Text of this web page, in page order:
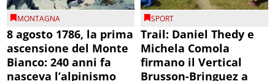
MONTAGNA
8 agosto 1786, la prima
ascensione del Monte
Bianco: 240 anni fa
nasceva l’alpinismo
SPORT
Trail: Daniel Thedy e
Michela Comola
firmano il Vertical
Brusson-Bringuez a